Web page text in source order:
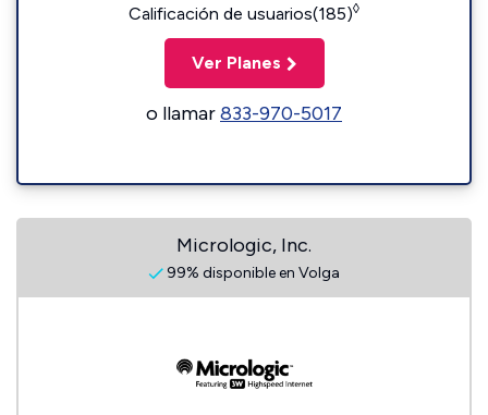
Calificación de usuarios(185)◊
Ver Planes
o llamar833-970-5017
Micrologic, Inc.
99% disponible en Volga